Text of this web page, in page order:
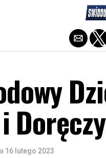
16 lutego 2023
Exit